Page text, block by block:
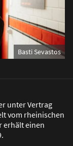
Basti Sevastos
unter Vertrag
vom rheinischen
erhält einen